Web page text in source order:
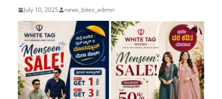
July 10, 2025 news_bites_admin